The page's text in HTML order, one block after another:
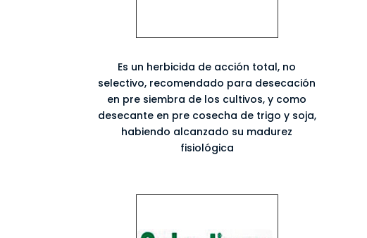
Es un herbicida de acción total, no
selectivo, recomendado para desecación
en pre siembra de los cultivos, y como
desecante en pre cosecha de trigo y soja,
habiendo alcanzado su madurez
fisiológica